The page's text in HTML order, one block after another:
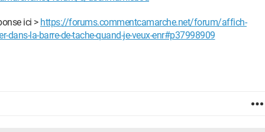
ici > https://forums.commentcamarche.net/forum/affich-
dans-la-barre-de-tache-quand-je-veux-enr#p37998909